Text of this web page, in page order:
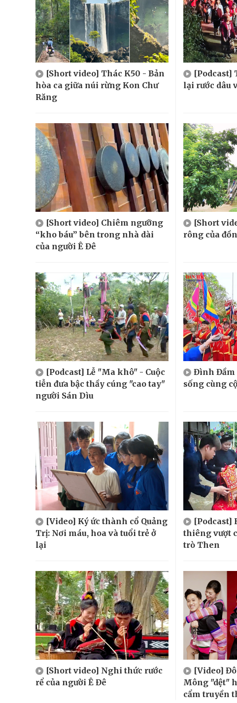
[Short video] Thác K50 - Bản
hòa ca giữa núi rừng Kon Chư
Răng
[Podcast]
lại rước dâu
[Short video] Chiêm ngưỡng
“kho báu” bên trong nhà dài
của người Ê Đê
[Short
rông của
[Podcast] Lễ "Ma khô" - Cuộc
tiễn đưa bậc thầy cúng "cao tay"
người Sán Dìu
Đình Đầm
sống cùng
[Video] Ký ức thành cổ Quảng
Trị: Nơi máu, hoa và tuổi trẻ ở
lại
thiêng vượt
trò Then
[Short video] Nghi thức rước
rể của người Ê Đê
[Video]
Mông "dệt"
cẩm truyền